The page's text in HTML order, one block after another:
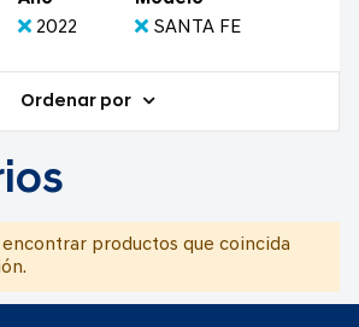
2022
SANTA FE
Ordenar por
productos que coincida